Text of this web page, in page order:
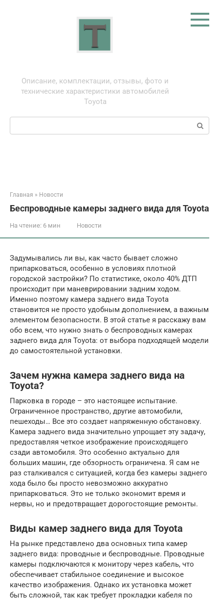
Описание, комплектации, отзывы, фото и
технические характеристики автомобилей
Toyota
Поиск:
Главная » Новости
Беспроводные камеры заднего вида для Toyota
На чтение: 6 мин Новости
Задумывались ли вы, как часто бывает сложно
припарковаться, особенно в условиях плотной
городской застройки? По статистике, около 40% ДТП
происходит при маневрировании задним ходом.
Именно поэтому камера заднего вида Toyota
становится не просто удобным дополнением, а важным
элементом безопасности. В этой статье я расскажу вам
обо всем, что нужно знать о беспроводных камерах
заднего вида для Toyota: от выбора подходящей модели
до самостоятельной установки.
Зачем нужна камера заднего вида на
Toyota?
Парковка в городе – это настоящее испытание.
Ограниченное пространство, другие автомобили,
пешеходы… Все это создает напряженную обстановку.
Камера заднего вида значительно упрощает эту задачу,
предоставляя четкое изображение происходящего
сзади автомобиля. Это особенно актуально для
больших машин, где обзорность ограничена. Я сам не
раз сталкивался с ситуацией, когда без камеры заднего
хода было бы просто невозможно аккуратно
припарковаться. Это не только экономит время и
нервы, но и предотвращает дорогостоящие ремонты.
Виды камер заднего вида для Toyota
На рынке представлено два основных типа камер
заднего вида: проводные и беспроводные. Проводные
камеры подключаются к монитору через кабель, что
обеспечивает стабильное соединение и высокое
качество изображения. Однако их установка может
быть сложной, так как требует прокладки кабеля по